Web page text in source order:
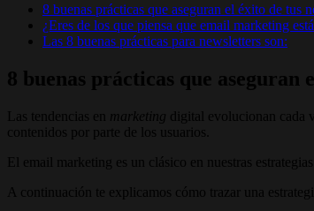
8 buenas prácticas que aseguran el éxito de tus
¿Eres de los que piensa que email marketing
Las 8 buenas prácticas para newsletters son:
8 buenas prácticas que aseguran
Las tendencias en marketing digital evolucionan cada
contenidos por parte de los usuarios.
El email marketing es un clásico en nuestras
A continuación te explicamos cómo trazar una